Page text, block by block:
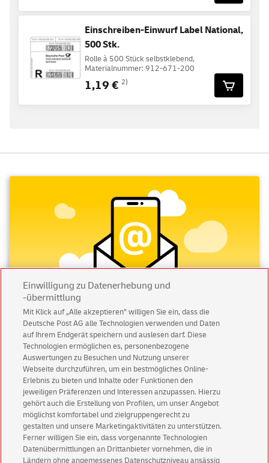
Einschreiben-Einwurf Label National,
500 Stk.
Rolle à 500 Stück selbstklebend,
Materialnummer: 912-671-200
1,19 € 2)
Abonnieren Sie unseren Newsletter
Immer informiert über exklusive Angebote und
Aktionen - jetzt mit Vorteil
Privatkunden sichern sich einen5 € Gutschein
für POSTSCAN!
Geschäftskundenerhalten einen5 € Gutschein
für Briefmarke individuell!
Einwilligung zu Datenerhebung und
-übermittlung
Mit Klick auf „Alle akzeptieren” willigen Sie ein, dass die
Deutsche Post AG alle Technologien verwenden und Daten
auf Ihrem Endgerät speichern und auslesen darf. Diese
Technologien ermöglichen es, personenbezogene
Auswertungen zu Besuchen und Nutzung unserer
Webseite durchzuführen, um ein bestmögliches Online-
Erlebnis zu bieten und Inhalte oder Funktionen den
jeweiligen Präferenzen und Interessen anzupassen. Hierzu
gehört auch die Erstellung von Profilen, um unser Angebot
möglichst komfortabel und zielgruppengerecht zu
gestalten und unsere Marketingaktivitäten zu unterstützen.
Ferner willigen Sie ein, dass vorgenannte Technologien
Datenübermittlungen an Drittanbieter vornehmen, die in
Ländern ohne angemessenes Datenschutzniveau ansässig